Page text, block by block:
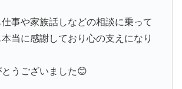
事や家族話しなどの相談に乗って
本当に感謝しており心の支えになり
うございました😊